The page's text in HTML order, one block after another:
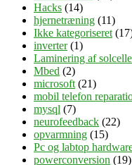
Hacks (14)
hjernetræning (11)
Ikke kategoriseret
inverter(1)
Laminering af
Mbed (2)
microsoft(21)
mobil telefon
mysql (7)
neurofeedback (22)
opvarmning (15)
Pc og labtop
powerconversion (19)